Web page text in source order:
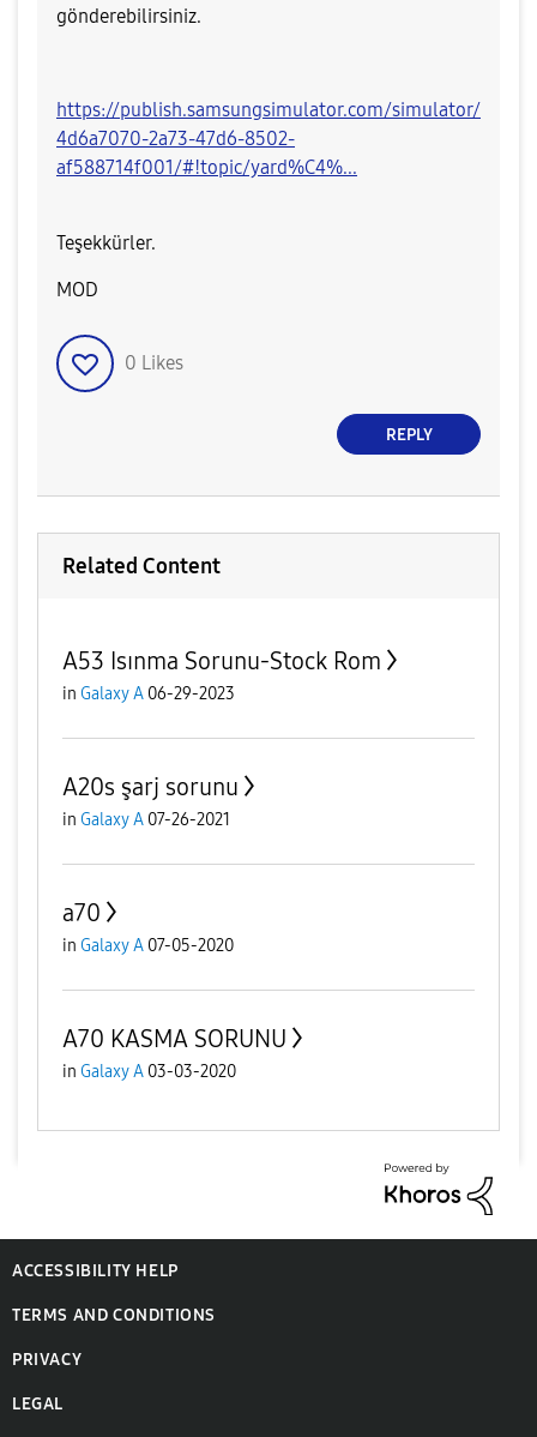
gönderebilirsiniz.
https://publish.samsungsimulator.com/simulator/
4d6a7070-2a73-47d6-8502-
af588714f001/#!topic/yard%C4%...
Teşekkürler.
MOD​
0 Likes
REPLY
Related Content
A53 Isınma Sorunu-Stock Rom
in Galaxy A 06-29-2023
A20s şarj sorunu
in Galaxy A 07-26-2021
a70
in Galaxy A 07-05-2020
A70 KASMA SORUNU
in Galaxy A 03-03-2020
ACCESSIBILITY HELP
TERMS AND CONDITIONS
PRIVACY
LEGAL